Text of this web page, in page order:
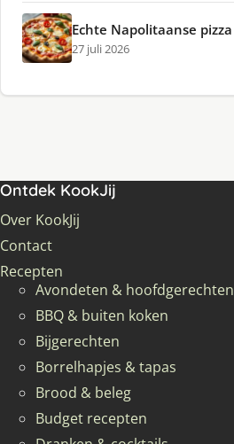
Echte Napolitaanse pizza
27 juli 2026
Ontdek KookJij
Over KookJij
Contact
Recepten
Avondeten & hoofdgerechten
BBQ & buiten koken
Bijgerechten
Borrelhapjes & tapas
Brood & beleg
Budget recepten